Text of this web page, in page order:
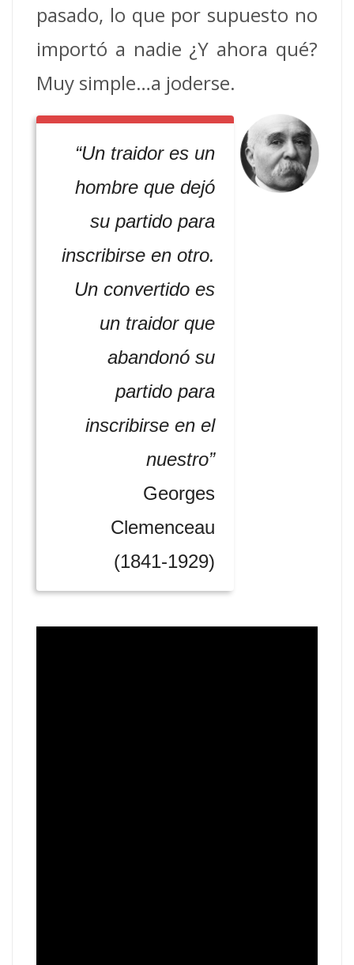
pasado, lo que por supuesto no
importó a nadie ¿Y ahora qué?
Muy simple…a joderse.
“Un traidor es un
hombre que dejó
su partido para
inscribirse en otro.
Un convertido es
un traidor que
abandonó su
partido para
inscribirse en el
nuestro”
Georges
Clemenceau
(1841-1929)